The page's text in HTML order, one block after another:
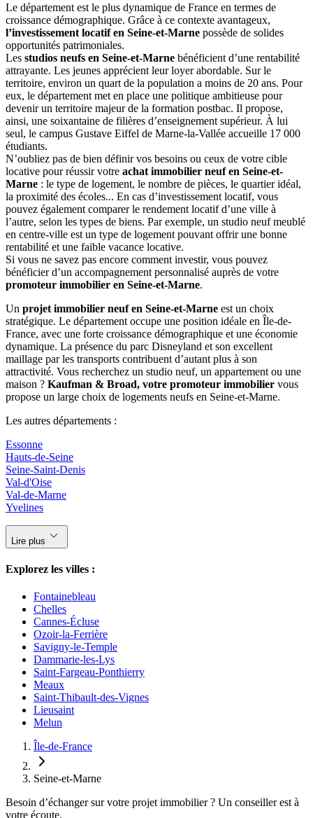
Le département est le plus dynamique de France en termes de
croissance démographique. Grâce à ce contexte avantageux,
l’investissement locatif en Seine-et-Marne possède de solides
opportunités patrimoniales.
Les studios neufs en Seine-et-Marne bénéficient d’une rentabilité
attrayante. Les jeunes apprécient leur loyer abordable. Sur le
territoire, environ un quart de la population a moins de 20 ans. Pour
eux, le département met en place une politique ambitieuse pour
devenir un territoire majeur de la formation postbac. Il propose,
ainsi, une soixantaine de filières d’enseignement supérieur. À lui
seul, le campus Gustave Eiffel de Marne-la-Vallée accueille 17 000
étudiants.
N’oubliez pas de bien définir vos besoins ou ceux de votre cible
locative pour réussir votre achat immobilier neuf en Seine-et-
Marne : le type de logement, le nombre de pièces, le quartier idéal,
la proximité des écoles... En cas d’investissement locatif, vous
pouvez également comparer le rendement locatif d’une ville à
l’autre, selon les types de biens. Par exemple, un studio neuf meublé
en centre-ville est un type de logement pouvant offrir une bonne
rentabilité et une faible vacance locative.
Si vous ne savez pas encore comment investir, vous pouvez
bénéficier d’un accompagnement personnalisé auprès de votre
promoteur immobilier en Seine-et-Marne.
Un projet immobilier neuf en Seine-et-Marne est un choix
stratégique. Le département occupe une position idéale en Île-de-
France, avec une forte croissance démographique et une économie
dynamique. La présence du parc Disneyland et son excellent
maillage par les transports contribuent d’autant plus à son
attractivité. Vous recherchez un studio neuf, un appartement ou une
maison ? Kaufman & Broad, votre promoteur immobilier vous
propose un large choix de logements neufs en Seine-et-Marne.
Les autres départements :
Essonne
Hauts-de-Seine
Seine-Saint-Denis
Val-d'Oise
Val-de-Marne
Yvelines
Lire plus keyboard_arrow_down
Explorez les villes :
Fontainebleau
Chelles
Cannes-Écluse
Ozoir-la-Ferrière
Savigny-le-Temple
Dammarie-les-Lys
Saint-Fargeau-Ponthierry
Meaux
Saint-Thibault-des-Vignes
Lieusaint
Melun
Île-de-France
Seine-et-Marne
Besoin d’échanger sur votre projet immobilier ? Un conseiller est à
votre écoute.